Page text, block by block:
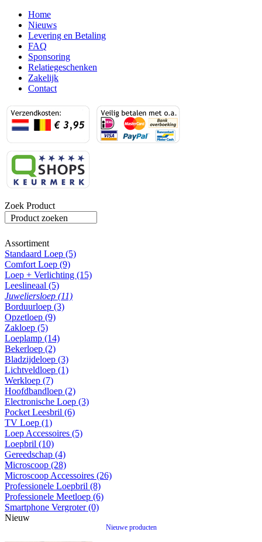
Home
Nieuws
Levering en Betaling
FAQ
Sponsoring
Relatiegeschenken
Zakelijk
Contact
Zoek Product
Product zoeken
Assortiment
Standaard Loep (5)
Comfort Loep (9)
Loep + Verlichting (15)
Leeslineaal (5)
Juweliersloep (11)
Borduurloep (3)
Opzetloep (9)
Zakloep (5)
Loeplamp (14)
Bekerloep (2)
Bladzijdeloep (3)
Lichtveldloep (1)
Werkloep (7)
Hoofdbandloep (2)
Electronische Loep (3)
Pocket Leesbril (6)
TV Loep (1)
Loep Accessoires (5)
Loepbril (10)
Gereedschap (4)
Microscoop (28)
Microscoop Accessoires (26)
Professionele Loepbril (8)
Professionele Meetloep (6)
Smartphone Vergroter (0)
Nieuw
Nieuwe producten